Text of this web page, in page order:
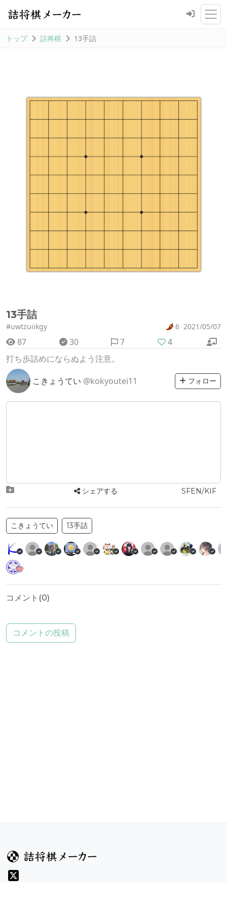
トップ 詰将棋 13手詰
13手詰
#uwtzuiikgy 6 2021/05/07
87 30 7
4
打ち歩詰めにならぬよう注意。
こきょうてい @kokyoutei11 フォロー
シェアする SFEN/KIF
こきょうてい 13手詰
コメント(0)
コメントの投稿